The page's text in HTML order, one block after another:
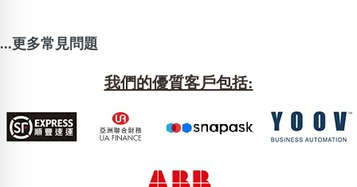
...更多常見問題
我們的優質客戶包括: